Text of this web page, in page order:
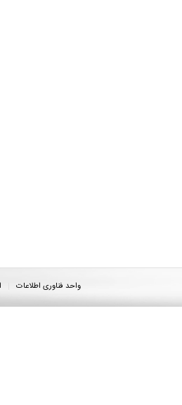
واحد فناوری اطلاعات